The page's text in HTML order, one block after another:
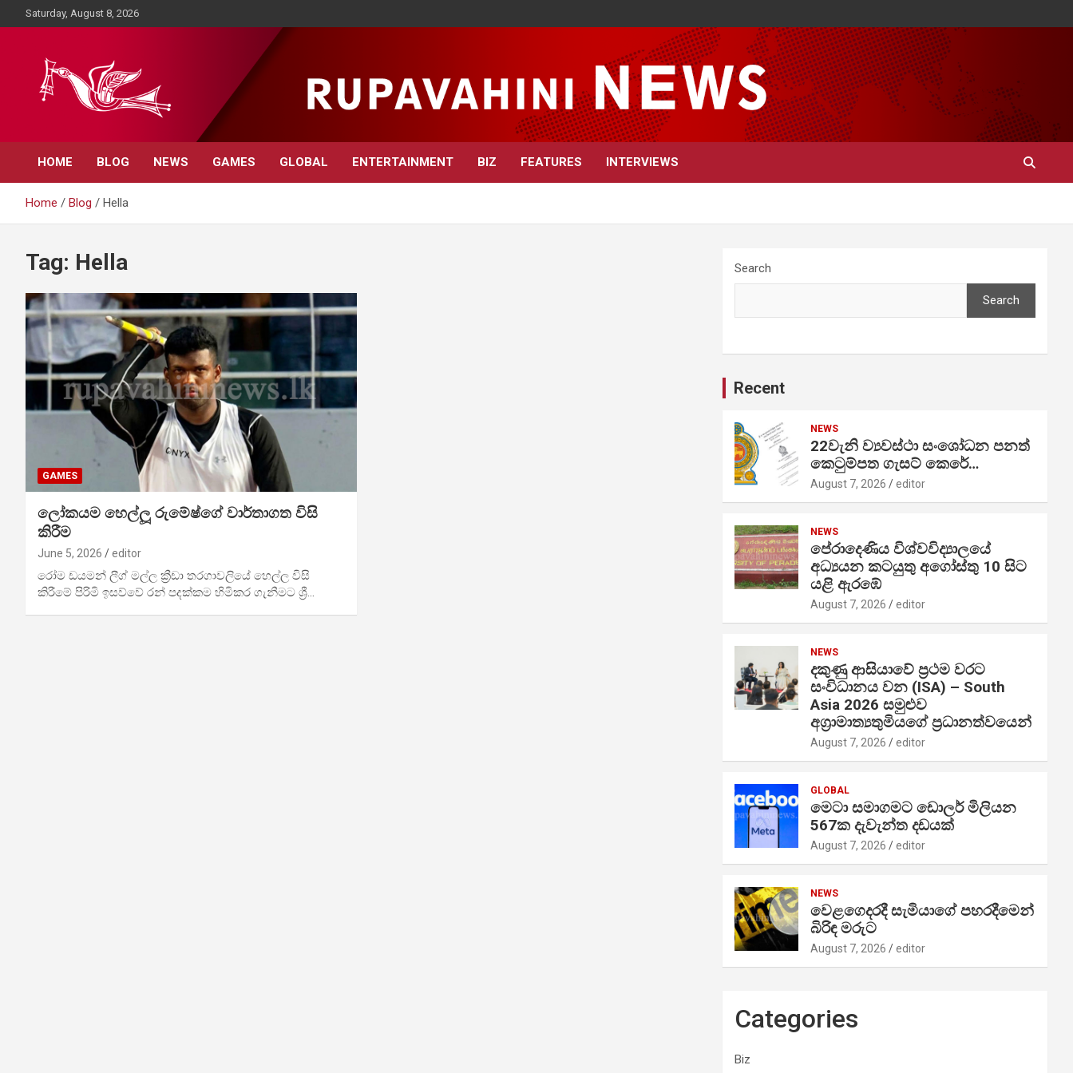
to
Saturday, August 8, 2026
Rupavahini News
HOME BLOG NEWS GAMES GLOBAL ENTERTAINMENT BIZ FEATURES INTERVIEWS
Home Blog Hella
Tag: Hella
GAMES
ලෝකයම හෙල්ලූ රුමේෂ්ගේ වාර්තාගත විසි
කිරීම
June 5, 2026 editor
රෝම ඩයමන් ලීග් මල්ල ක්‍රීඩා තරගාවලියේ හෙල්ල විසි
කිරීමේ පිරිමි ඉසව්වේ රන් පදක්කම හිමිකර ගැනීමට ශ්‍රී…
Search
Search
Recent
NEWS
22වැනි ව්‍යවස්ථා සංශෝධන පනත්
කෙටුම්පත ගැසට් කෙරේ…
August 7, 2026 editor
NEWS
පේරාදෙණිය විශ්වවිද්‍යාලයේ
අධ්‍යයන කටයුතු අගෝස්තු 10 සිට
යළි ඇරඹේ
August 7, 2026 editor
NEWS
දකුණු ආසියාවේ ප්‍රථම වරට
සංවිධානය වන (ISA) – South
Asia 2026 සමුළුව
අග්‍රාමාත්‍යතුමියගේ ප්‍රධානත්වයෙන්
August 7, 2026 editor
GLOBAL
මෙටා සමාගමට ඩොලර් මිලියන
567ක දැවැන්ත දඩයක්
August 7, 2026 editor
NEWS
වෙළගෙදරදී සැමියාගේ පහරදීමෙන්
බිරිඳ මරුට
August 7, 2026 editor
Categories
Biz